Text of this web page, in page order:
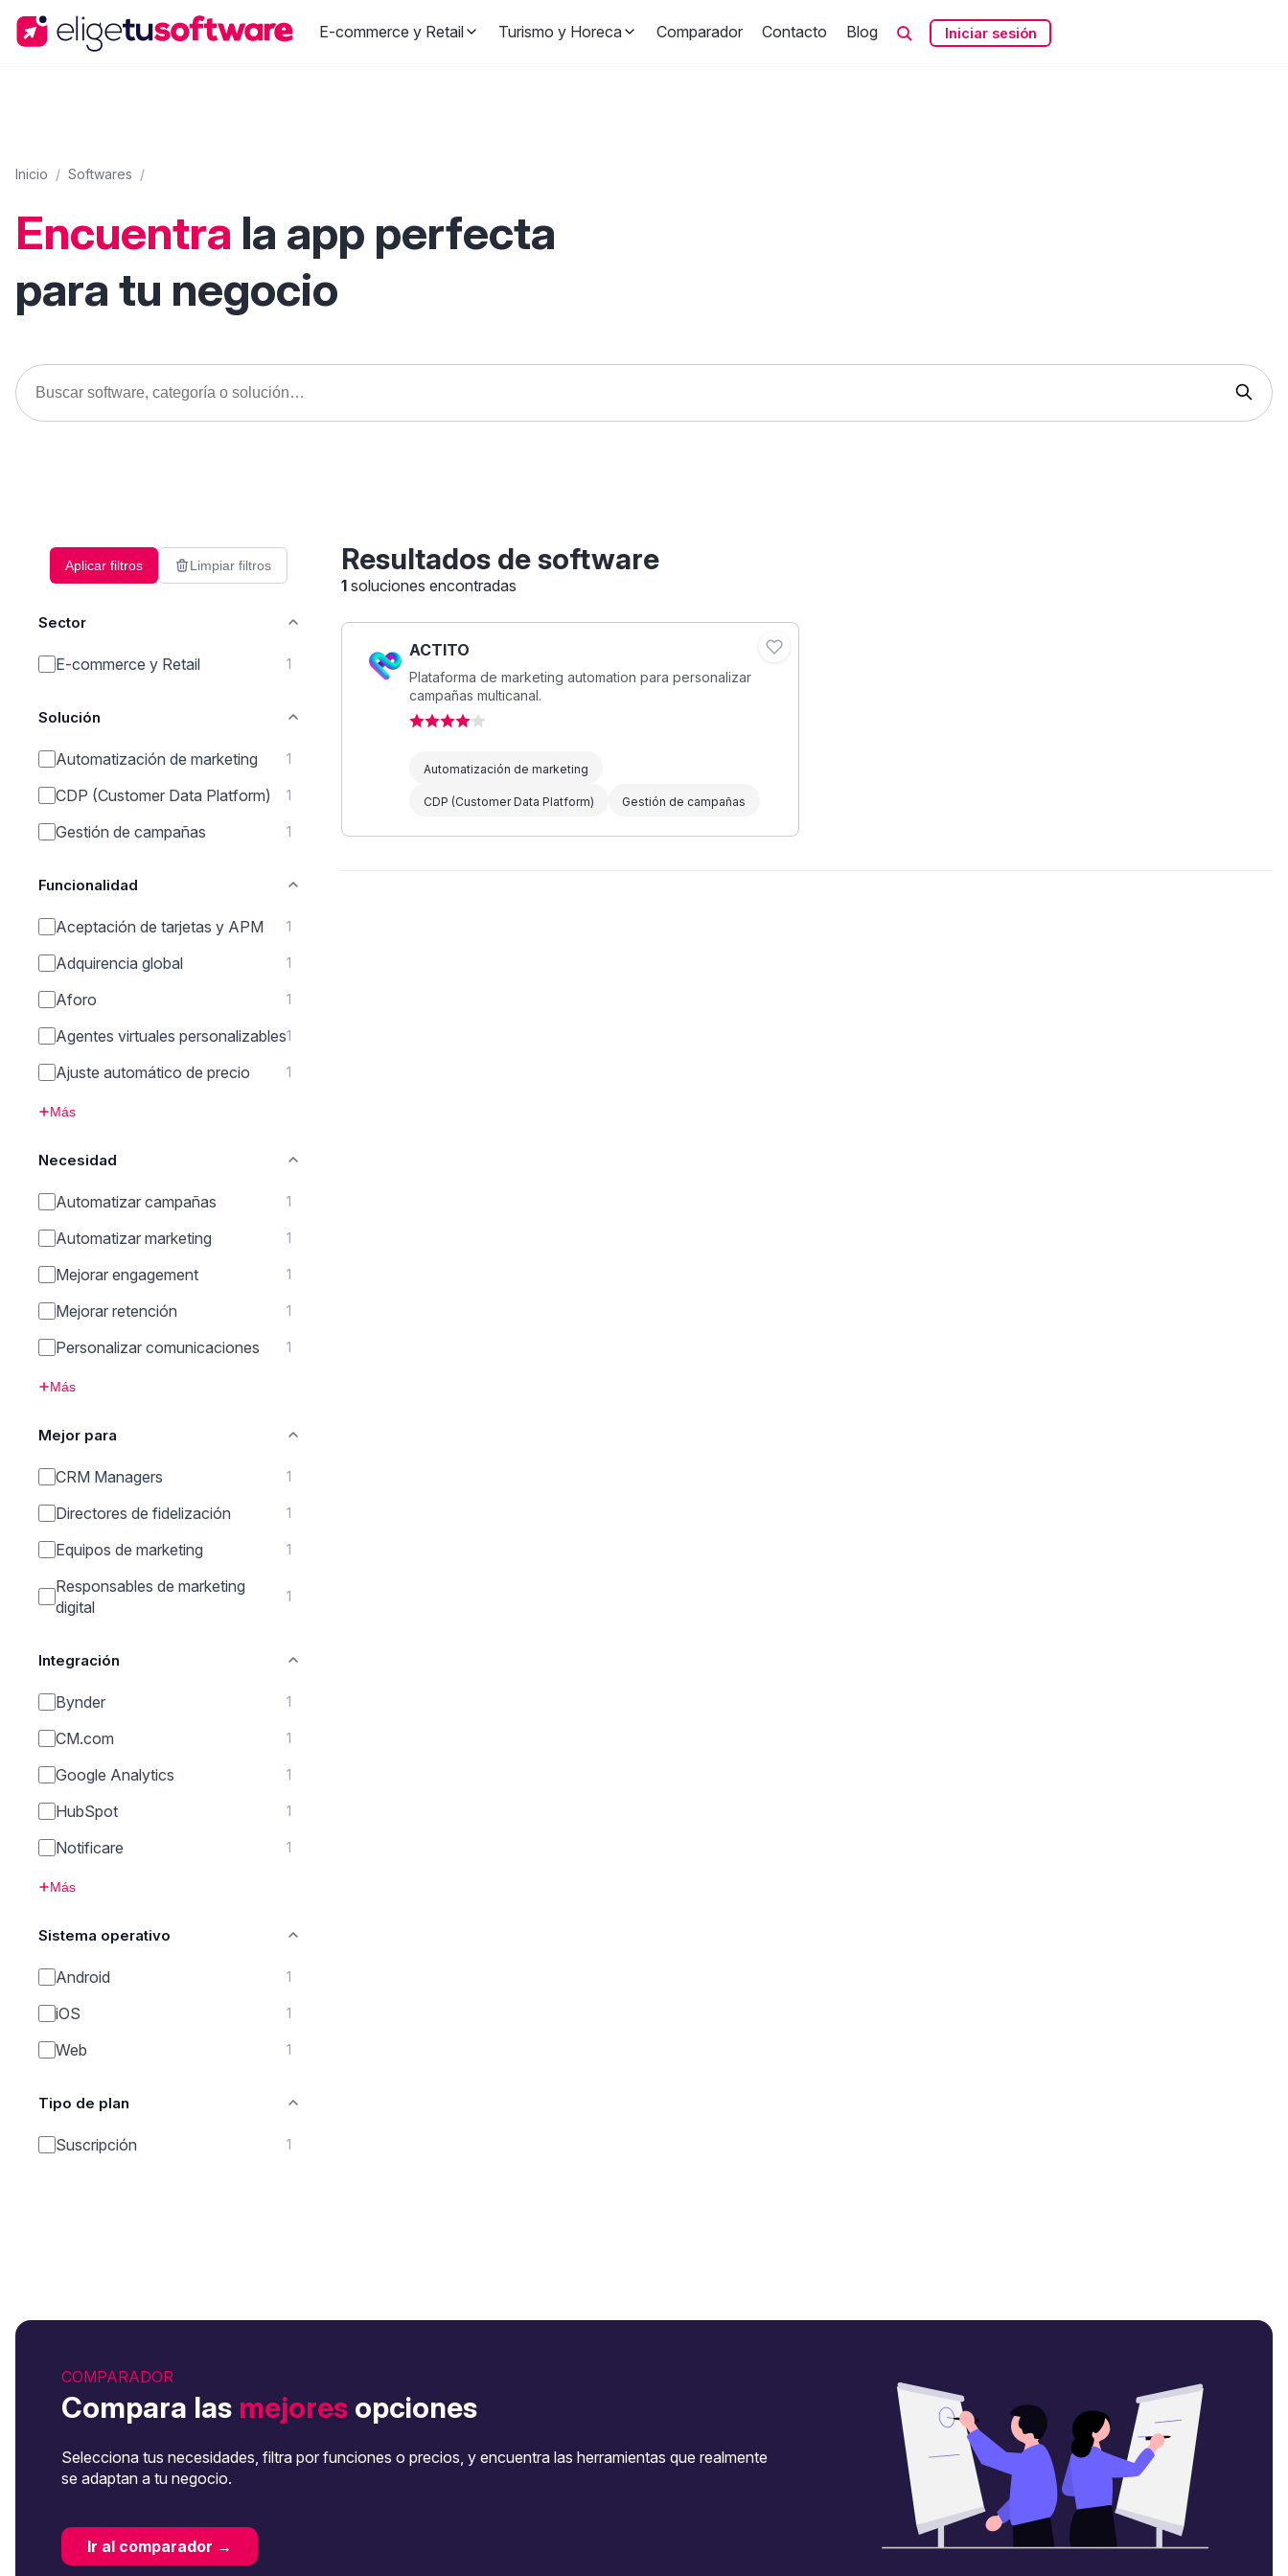
E-commerce y Retail Turismo y Horeca Comparador Contacto Blog Iniciar sesión
Inicio / Softwares /
Encuentra la app perfecta
para tu negocio
Aplicar filtros Limpiar filtros
Sector
E-commerce y Retail 1
Solución
Automatización de marketing 1
CDP (Customer Data Platform) 1
Gestión de campañas 1
Funcionalidad
Aceptación de tarjetas y APM 1
Adquirencia global 1
Aforo 1
Agentes virtuales personalizables1
Ajuste automático de precio 1
Más
Necesidad
Automatizar campañas 1
Automatizar marketing 1
Mejorar engagement 1
Mejorar retención 1
Personalizar comunicaciones 1
Más
Mejor para
CRM Managers 1
Directores de fidelización 1
Equipos de marketing 1
Responsables de marketing
digital
1
Integración
Bynder 1
CM.com 1
Google Analytics 1
HubSpot 1
Notificare 1
Más
Sistema operativo
Android 1
iOS 1
Web 1
Tipo de plan
Suscripción 1
Resultados de software
1 soluciones encontradas
ACTITO
Plataforma de marketing automation para personalizar
campañas multicanal.
Automatización de marketing
CDP (Customer Data Platform) Gestión de campañas
COMPARADOR
Compara las mejores opciones
Selecciona tus necesidades, filtra por funciones o precios, y encuentra las herramientas que realmente
se adaptan a tu negocio.
Ir al comparador →